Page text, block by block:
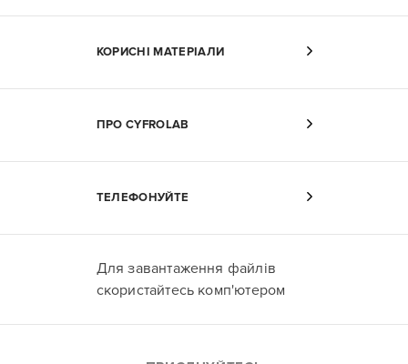
КОРИСНІ МАТЕРІАЛИ
ПРО CYFROLAB
ТЕЛЕФОНУЙТЕ
Для завантаження файлів
скористайтесь комп'ютером